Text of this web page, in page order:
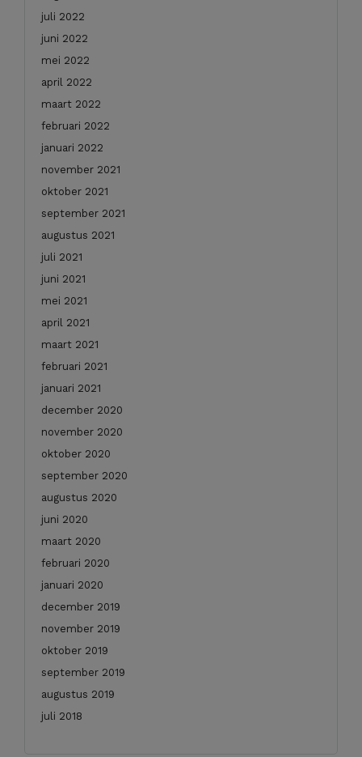
juli 2022
juni 2022
mei 2022
april 2022
maart 2022
februari 2022
januari 2022
november 2021
oktober 2021
september 2021
augustus 2021
juli 2021
juni 2021
mei 2021
april 2021
maart 2021
februari 2021
januari 2021
december 2020
november 2020
oktober 2020
september 2020
augustus 2020
juni 2020
maart 2020
februari 2020
januari 2020
december 2019
november 2019
oktober 2019
september 2019
augustus 2019
juli 2018